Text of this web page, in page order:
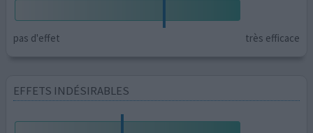
pas d'effet très efficace
EFFETS INDÉSIRABLES